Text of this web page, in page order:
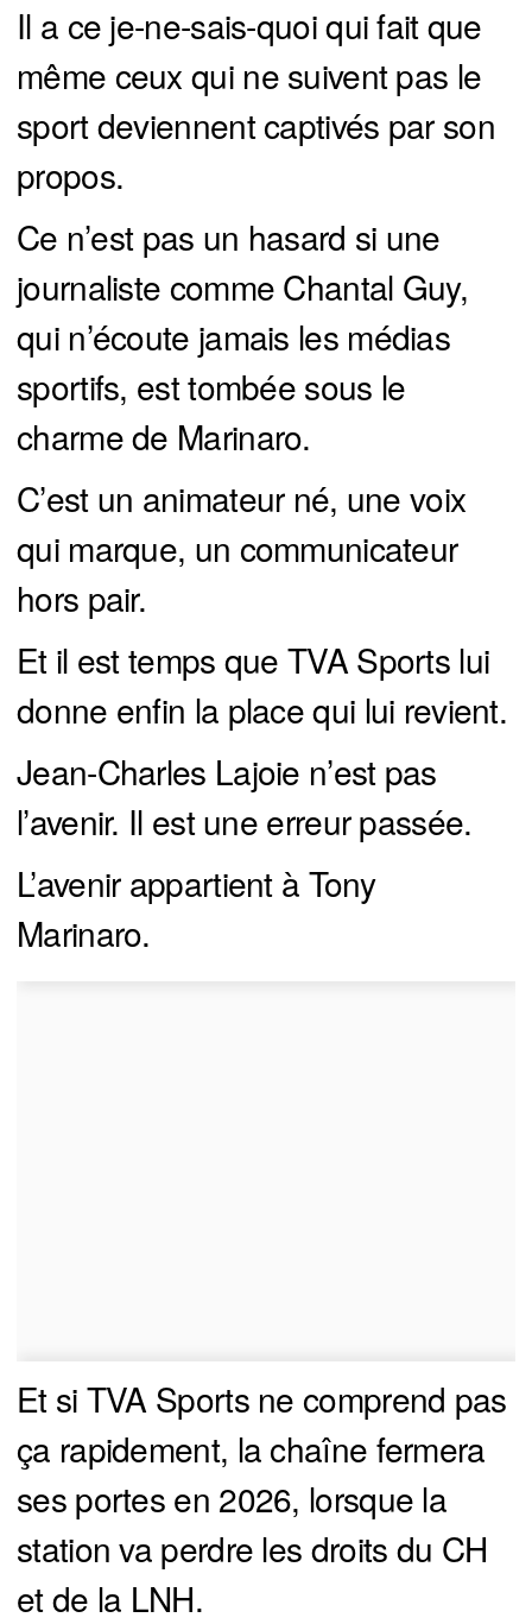
Il a ce je-ne-sais-quoi qui fait que
même ceux qui ne suivent pas le
sport deviennent captivés par son
propos.
Ce n’est pas un hasard si une
journaliste comme Chantal Guy,
qui n’écoute jamais les médias
sportifs, est tombée sous le
charme de Marinaro.
C’est un animateur né, une voix
qui marque, un communicateur
hors pair.
Et il est temps que TVA Sports lui
donne enfin la place qui lui revient.
Jean-Charles Lajoie n’est pas
l’avenir. Il est une erreur passée.
L’avenir appartient à Tony
Marinaro.
Et si TVA Sports ne comprend pas
ça rapidement, la chaîne fermera
ses portes en 2026, lorsque la
station va perdre les droits du CH
et de la LNH.